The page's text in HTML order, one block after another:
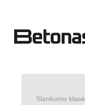
Slankumo klasė